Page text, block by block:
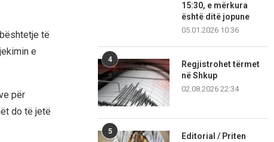
të
e
për
do të jetë
15:30, e mërkura
është ditë jopune
05.01.2026 10:36
4
Regjistrohet tërmet
në Shkup
02.08.2026 22:34
5
Editorial / Priten